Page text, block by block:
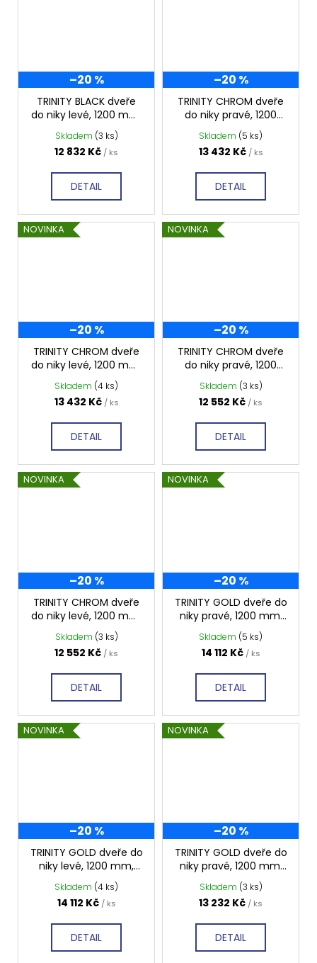
–20 %
TRINITY BLACK dveře
do niky levé, 1200 mm,
čiré sklo, GT1212CL-B
Skladem (3 ks)
12 832 Kč / ks
DETAIL
–20 %
TRINITY CHROM dveře
do niky pravé, 1200
mm, matné sklo,
GT1212MR-CH
Skladem (5 ks)
13 432 Kč / ks
DETAIL
NOVINKA
–20 %
TRINITY CHROM dveře
do niky levé, 1200 mm,
matné sklo, GT1212ML-
CH
Skladem (4 ks)
13 432 Kč / ks
DETAIL
NOVINKA
–20 %
TRINITY CHROM dveře
do niky pravé, 1200
mm, čiré sklo,
GT1212CR-CH
Skladem (3 ks)
12 552 Kč / ks
DETAIL
NOVINKA
–20 %
TRINITY CHROM dveře
do niky levé, 1200 mm,
čiré sklo, GT1212CL-CH
Skladem (3 ks)
12 552 Kč / ks
DETAIL
NOVINKA
–20 %
TRINITY GOLD dveře do
niky pravé, 1200 mm,
matné sklo, GT1212MR-
G
Skladem (5 ks)
14 112 Kč / ks
DETAIL
NOVINKA
–20 %
TRINITY GOLD dveře do
niky levé, 1200 mm,
matné sklo, GT1212ML-
G
Skladem (4 ks)
14 112 Kč / ks
DETAIL
NOVINKA
–20 %
TRINITY GOLD dveře do
niky pravé, 1200 mm,
čiré sklo, GT1212CR-G
Skladem (3 ks)
13 232 Kč / ks
DETAIL